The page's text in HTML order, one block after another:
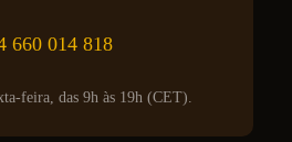
660 014 818
feira, das 9h às 19h (CET).